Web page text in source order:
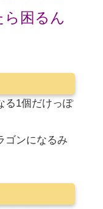
困るん
る1個だけっぽ
ゴンになるみ